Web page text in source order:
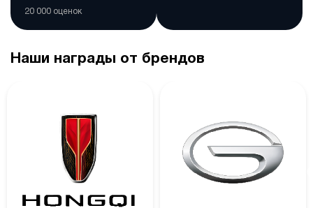
20 000 оценок
Наши награды от брендов